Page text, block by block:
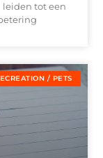
leiden tot een
/ PETS